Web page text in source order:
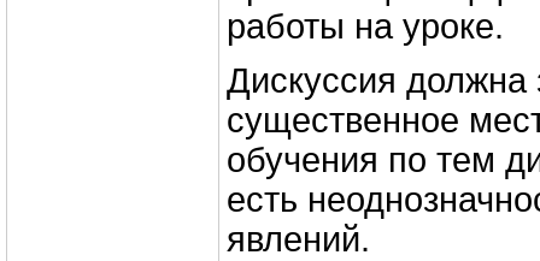
работы на уроке.
Дискуссия должна
существенное
обучения по тем
есть
явлений.